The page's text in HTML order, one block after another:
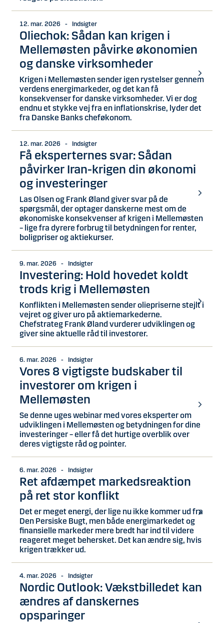
12. mar. 2026 - Indsigter
Oliechok: Sådan kan krigen i
Mellemøsten påvirke økonomien
og danske virksomheder
Krigen i Mellemøsten sender igen rystelser gennem
verdens energimarkeder, og det kan få
konsekvenser for danske virksomheder. Vi er dog
endnu et stykke vej fra en inflationskrise, lyder det
fra Danske Banks cheføkonom.
12. mar. 2026 - Indsigter
Få eksperternes svar: Sådan
påvirker Iran-krigen din økonomi
og investeringer
Las Olsen og Frank Øland giver svar på de
spørgsmål, der optager danskerne mest om de
økonomiske konsekvenser af krigen i Mellemøsten
– lige fra dyrere forbrug til betydningen for renter,
boligpriser og aktiekurser.
9. mar. 2026 - Indsigter
Investering: Hold hovedet koldt
trods krig i Mellemøsten
Konflikten i Mellemøsten sender oliepriserne stejlt i
vejret og giver uro på aktiemarkederne.
Chefstrateg Frank Øland vurderer udviklingen og
giver sine aktuelle råd til investorer.
6. mar. 2026 - Indsigter
Vores 8 vigtigste budskaber til
investorer om krigen i
Mellemøsten
Se denne uges webinar med vores eksperter om
udviklingen i Mellemøsten og betydningen for dine
investeringer – eller få det hurtige overblik over
deres vigtigste råd og pointer.
6. mar. 2026 - Indsigter
Ret afdæmpet markedsreaktion
på ret stor konflikt
Det er meget energi, der lige nu ikke kommer ud fra
Den Persiske Bugt, men både energimarkedet og
finansielle markeder mere bredt har ind til videre
reageret meget behersket. Det kan ændre sig, hvis
krigen trækker ud.
4. mar. 2026 - Indsigter
Nordic Outlook: Vækstbilledet kan
ændres af danskernes
opsparinger